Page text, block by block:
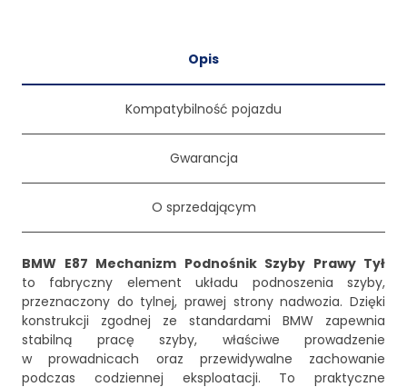
Opis
Kompatybilność pojazdu
Gwarancja
O sprzedającym
BMW E87 Mechanizm Podnośnik Szyby Prawy Tył
to fabryczny element układu podnoszenia szyby,
przeznaczony do tylnej, prawej strony nadwozia. Dzięki
konstrukcji zgodnej ze standardami BMW zapewnia
stabilną pracę szyby, właściwe prowadzenie
w prowadnicach oraz przewidywalne zachowanie
podczas codziennej eksploatacji. To praktyczne